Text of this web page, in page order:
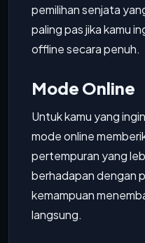
pemilihan senjata
paling pas jika kamu
offline secara penuh.
Mode Online
Untuk kamu yang
mode online
pertempuran yang
berhadapan dengan
kemampuan
langsung.